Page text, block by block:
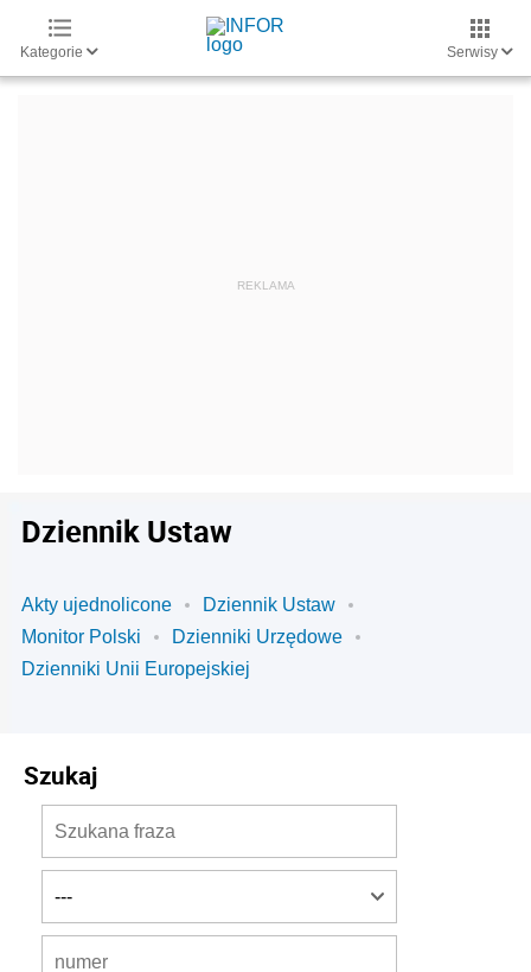
Kategorie Serwisy
Dziennik Ustaw
Akty ujednolicone
Dziennik Ustaw
Monitor Polski
Dzienniki Urzędowe
Dzienniki Unii Europejskiej
Szukaj